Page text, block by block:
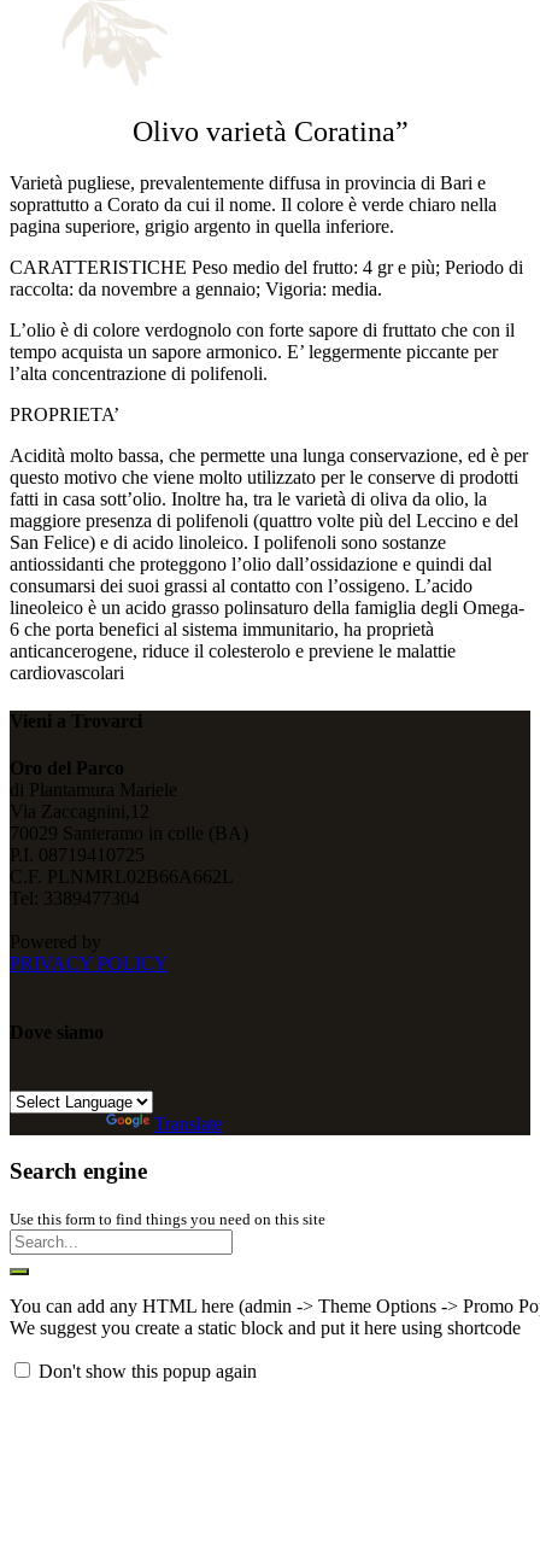
Olivo varietà Coratina”
Varietà pugliese, prevalentemente diffusa in provincia di Bari e
soprattutto a Corato da cui il nome. Il colore è verde chiaro nella
pagina superiore, grigio argento in quella inferiore.
CARATTERISTICHE Peso medio del frutto: 4 gr e più; Periodo di
raccolta: da novembre a gennaio; Vigoria: media.
L’olio è di colore verdognolo con forte sapore di fruttato che con il
tempo acquista un sapore armonico. E’ leggermente piccante per
l’alta concentrazione di polifenoli.
PROPRIETA’
Acidità molto bassa, che permette una lunga conservazione, ed è per
questo motivo che viene molto utilizzato per le conserve di prodotti
fatti in casa sott’olio. Inoltre ha, tra le varietà di oliva da olio, la
maggiore presenza di polifenoli (quattro volte più del Leccino e del
San Felice) e di acido linoleico. I polifenoli sono sostanze
antiossidanti che proteggono l’olio dall’ossidazione e quindi dal
consumarsi dei suoi grassi al contatto con l’ossigeno. L’acido
lineoleico è un acido grasso polinsaturo della famiglia degli Omega-
6 che porta benefici al sistema immunitario, ha proprietà
anticancerogene, riduce il colesterolo e previene le malattie
cardiovascolari
Vieni a Trovarci
Oro del Parco
di Plantamura Mariele
Via Zaccagnini,12
70029 Santeramo in colle (BA)
P.I. 08719410725
C.F. PLNMRL02B66A662L
Tel: 3389477304
Powered by
PRIVACY POLICY
Dove siamo
Translate
Search engine
Use this form to find things you need on this site
You can add any HTML here (admin -> Theme Options -> Promo
We suggest you create a static block and put it here using shortcode
Don't show this popup again